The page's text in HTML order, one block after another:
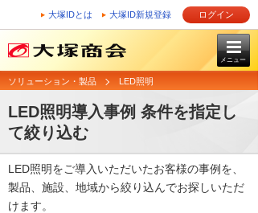
大塚IDとは 大塚ID新規登録 ログイン
メニュー
ソリューション・製品 LED照明
LED照明導入事例 条件を指定し
て絞り込む
LED照明をご導入いただいたお客様の事例を、
製品、施設、地域から絞り込んでお探しいただ
けます。